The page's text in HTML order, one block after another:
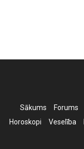
Sākums Forums
Horoskopi
Veselība